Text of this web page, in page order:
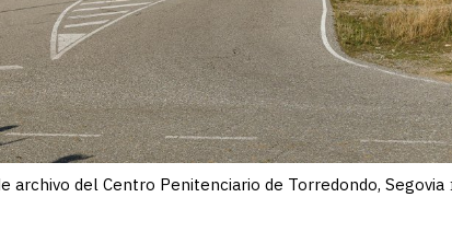
archivo del Centro Penitenciario de Torredondo, Segovia